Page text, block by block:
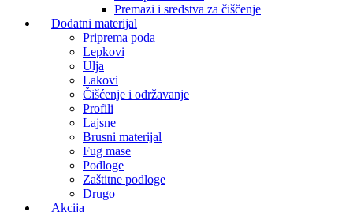
Premazi i sredstva za čiščenje
Dodatni materijal
Priprema poda
Lepkovi
Ulja
Lakovi
Čišćenje i održavanje
Profili
Lajsne
Brusni materijal
Fug mase
Podloge
Zaštitne podloge
Drugo
Akcija